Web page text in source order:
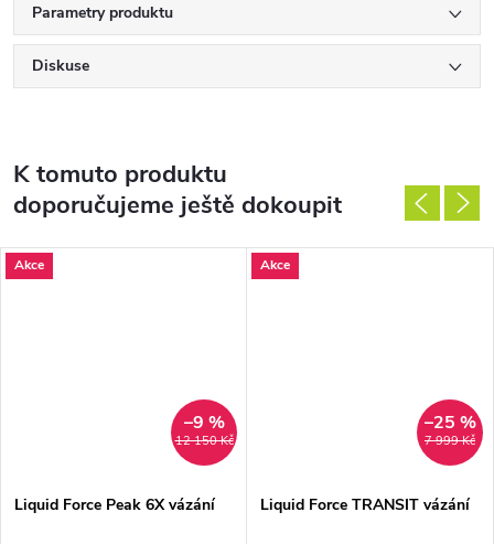
Parametry produktu
Diskuse
K tomuto produktu
doporučujeme ještě dokoupit
Akce
12 150 Kč
–9 %
Liquid Force Peak 6X vázání
Akce
7 999 Kč
–25 %
Liquid Force TRANSIT vázání